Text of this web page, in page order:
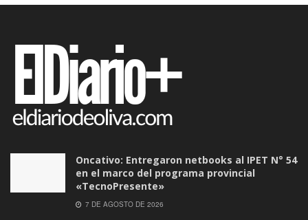
Oncativo: Entregaron netbooks al IPET N° 54
en el marco del programa provincial
«TecnoPresente»
7 DE AGOSTO DE 2026